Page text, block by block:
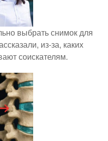
выбрать снимок для
из-за, каких
соискателям.